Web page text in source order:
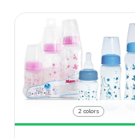
2 colors